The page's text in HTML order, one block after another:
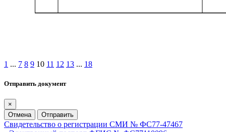
1 ... 7 8 9 10 11 12 13 ... 18
Отправить документ
×
Отмена
Отправить
Свидетельство о регистрации СМИ № ФС77-47467